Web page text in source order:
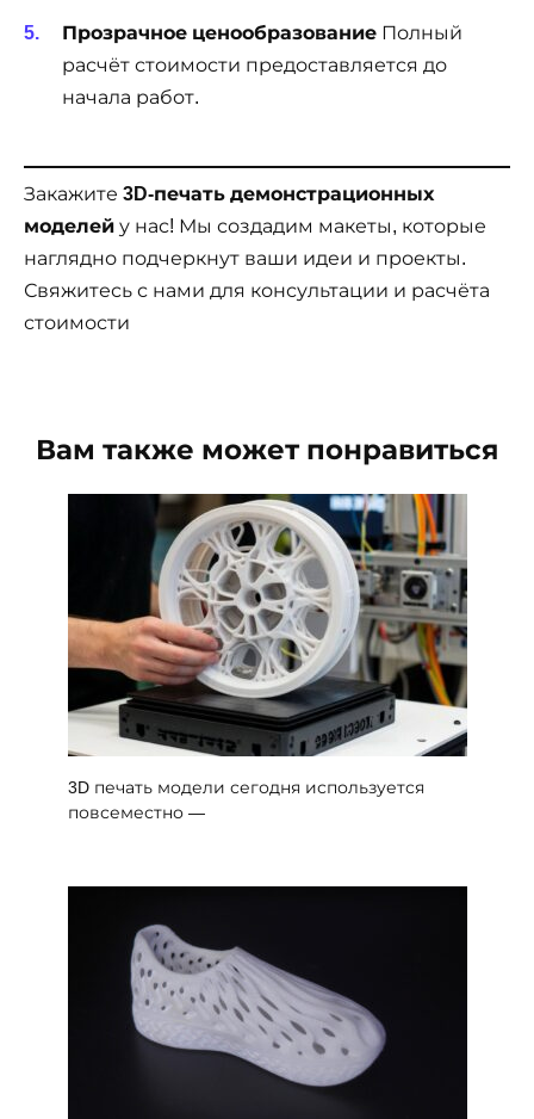
Прозрачное ценообразование Полный
расчёт стоимости предоставляется до
начала работ.
Закажите 3D-печать демонстрационных
моделей у нас! Мы создадим макеты, которые
наглядно подчеркнут ваши идеи и проекты.
Свяжитесь с нами для консультации и расчёта
стоимости
Вам также может понравиться
3D печать модели сегодня используется
повсеместно —